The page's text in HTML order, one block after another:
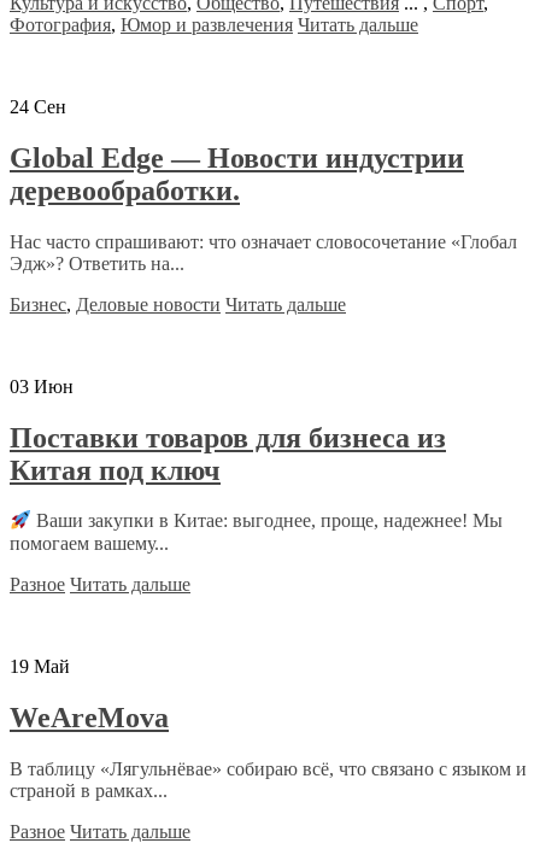
Фотография, Юмор и развлечения Читать дальше
24 Сен
Global Edge — Новости индустрии
деревообработки.
Нас часто спрашивают: что означает словосочетание «Глобал
Эдж»? Ответить на...
Бизнес, Деловые новости Читать дальше
03 Июн
Поставки товаров для бизнеса из
Китая под ключ
Ваши закупки в Китае: выгоднее, проще, надежнее! Мы
помогаем вашему...
Разное Читать дальше
19 Май
WeAreMova
В таблицу «Лягульнёвае» собираю всё, что связано с языком и
страной в рамках...
Разное Читать дальше